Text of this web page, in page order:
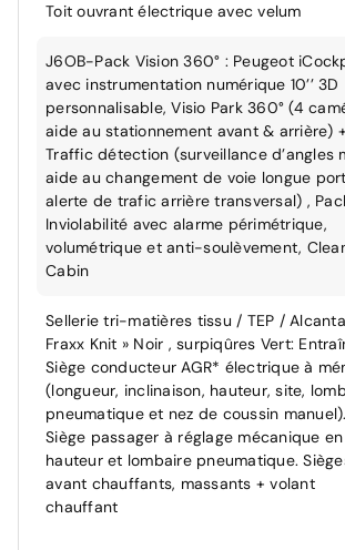
Toit ouvrant électrique avec velum
J6OB-Pack Vision 360° : Peugeot
avec instrumentation numérique 10’’ 3D
personnalisable, Visio Park 360° (4
aide au stationnement avant & arrière)
Traffic détection (surveillance d’angles
aide au changement de voie longue
alerte de trafic arrière transversal) ,
Inviolabilité avec alarme périmétrique,
volumétrique et anti-soulèvement,
Cabin
Sellerie tri-matières tissu / TEP /
Fraxx Knit » Noir , surpiqûres Vert:
Siège conducteur AGR* électrique à
(longueur, inclinaison, hauteur, site,
pneumatique et nez de coussin manuel).
Siège passager à réglage mécanique en
hauteur et lombaire pneumatique.
avant chauffants, massants + volant
chauffant